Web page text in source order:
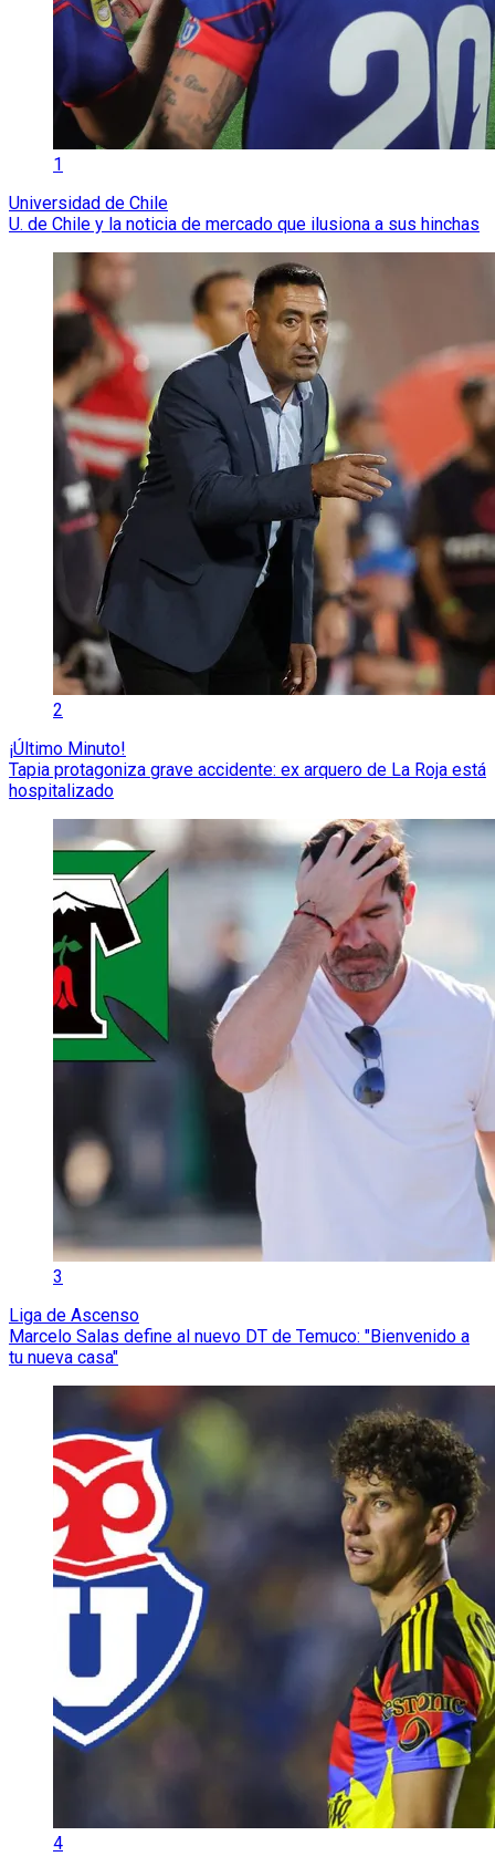
1
Universidad de Chile
U. de Chile y la noticia de mercado que ilusiona a sus hinchas
2
¡Último Minuto!
Tapia protagoniza grave accidente: ex arquero de La Roja está
hospitalizado
3
Liga de Ascenso
Marcelo Salas define al nuevo DT de Temuco: "Bienvenido a
tu nueva casa"
4